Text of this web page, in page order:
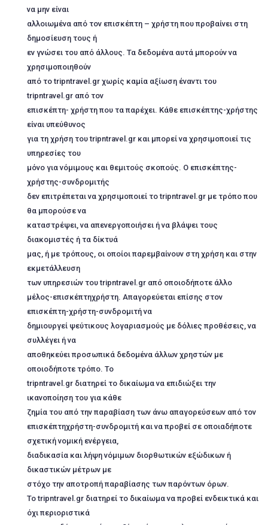
να μην είναι
αλλοιωμένα από τον επισκέπτη – χρήστη που προβαίνει στη
δημοσίευση τους ή
εν γνώσει του από άλλους. Τα δεδομένα αυτά μπορούν να
χρησιμοποιηθούν
από το tripntravel.gr χωρίς καμία αξίωση έναντι του
tripntravel.gr από τον
επισκέπτη- χρήστη που τα παρέχει. Κάθε επισκέπτης-χρήστης
είναι υπεύθυνος
για τη χρήση του tripntravel.gr και μπορεί να χρησιμοποιεί τις
υπηρεσίες του
μόνο για νόμιμους και θεμιτούς σκοπούς. O επισκέπτης-
χρήστης-συνδρομιτής
δεν επιτρέπεται να χρησιμοποιεί το tripntravel.gr με τρόπο που
θα μπορούσε να
καταστρέψει, να απενεργοποιήσει ή να βλάψει τους
διακομιστές ή τα δίκτυά
μας, ή με τρόπους, οι οποίοι παρεμβαίνουν στη χρήση και στην
εκμετάλλευση
των υπηρεσιών του tripntravel.gr από οποιοδήποτε άλλο
μέλος-επισκέπτηχρήστη. Απαγορεύεται επίσης στον
επισκέπτη-χρήστη-συνδρομιτή να
δημιουργεί ψεύτικους λογαριασμούς με δόλιες προθέσεις, να
συλλέγει ή να
αποθηκεύει προσωπικά δεδομένα άλλων χρηστών με
οποιοδήποτε τρόπο. Το
tripntravel.gr διατηρεί το δικαίωμα να επιδιώξει την
ικανοποίηση του για κάθε
ζημία του από την παραβίαση των άνω απαγορεύσεων από τον
επισκέπτηχρήστη-συνδρομιτή και να προβεί σε οποιαδήποτε
σχετική νομική ενέργεια,
διαδικασία και λήψη νόμιμων διορθωτικών εξώδικων ή
δικαστικών μέτρων με
στόχο την αποτροπή παραβίασης των παρόντων όρων.
To tripntravel.gr διατηρεί το δικαίωμα να προβεί ενδεικτικά και
όχι περιοριστικά